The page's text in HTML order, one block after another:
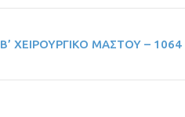
Β’ ΧΕΙΡΟΥΡΓΙΚΟ ΜΑΣΤΟΥ – 1064